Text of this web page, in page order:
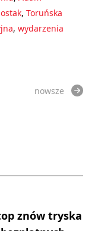
, Toruńska
, wydarzenia
nowsze
znów tryska